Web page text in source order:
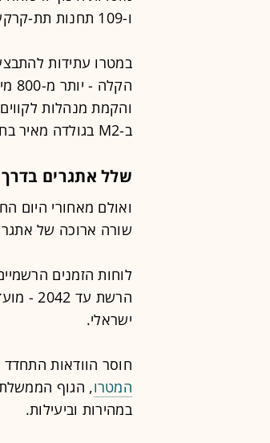
ו-109 תחנות תת-קרקעיות.
ב-M2 בגולדה מאיר בחולון וביגאל אלון באור יהודה במסגרת M3.
שלל אתגרים בדרך
ואולם מאחורי היום
שורה ארוכה של
הרשת
ישראלי.
חוסר הוודאות התחדד
המטרו, הגוף
במהירות וביעילות.